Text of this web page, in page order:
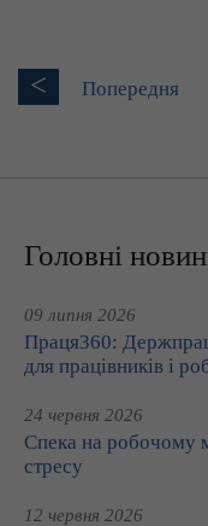
< Попередня
Головні
09 липня 2026
Праця360:
для працівників і
24 червня 2026
Спека на робочому
стресу
12 червня 2026